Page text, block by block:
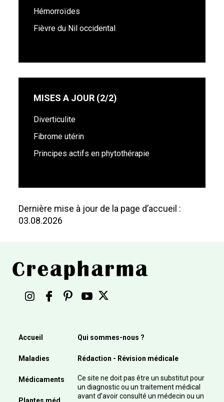
Hémorroïdes
Fièvre du Nil occidental
MISES A JOUR (2/2)
Diverticulite
Fibrome utérin
Principes actifs en phytothérapie
Dernière mise à jour de la page d’accueil :
03.08.2026
Accueil
Maladies
Médicaments
Qui sommes-nous ?
Rédaction - Révision médicale
Ce site ne doit pas être un substitut pour
un diagnostic ou un traitement médical
avant d’avoir consulté un médecin ou un